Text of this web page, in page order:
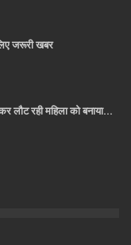
जरूरी खबर
लौट रही महिला को बनाया…